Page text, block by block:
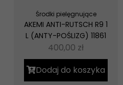
Środki pielęgnujące
AKEMI ANTI-RUTSCH R9 1
L (ANTY-POŚLIZG) 11861
400,00 zł
Dodaj do koszyka